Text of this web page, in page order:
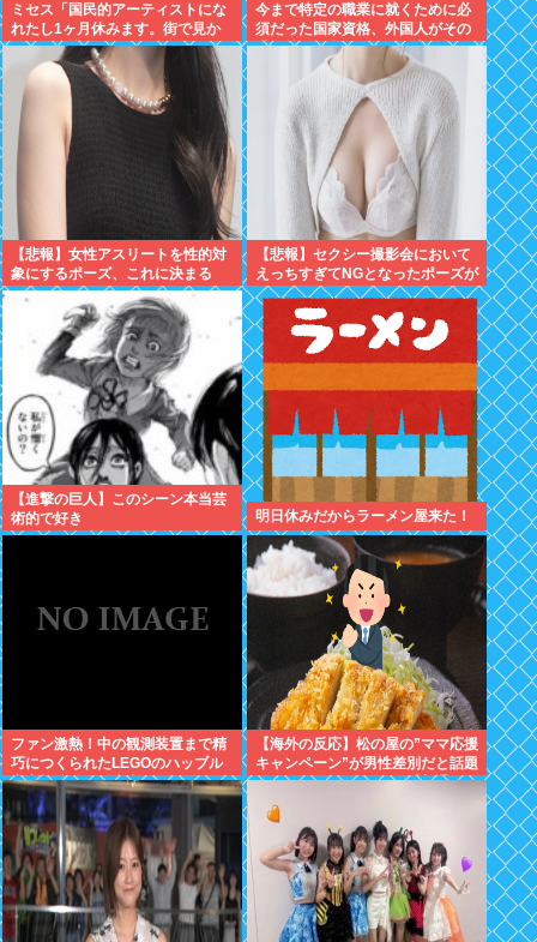
ミセス「国民的アーティストにな
れたし1ヶ月休みます。街で見か
けても声掛けないでね」
今まで特定の職業に就くために必
須だった国家資格、外国人がその
職に就く場合は不要へと方針切り
【悲報】女性アスリートを性的対
象にするポーズ、これに決まる
【悲報】セクシー撮影会において
えっちすぎてNGとなったポーズが
こちらwww
【進撃の巨人】このシーン本当芸
術的で好き
明日休みだからラーメン屋来た！
ファン激熱！中の観測装置まで精
巧につくられたLEGOのハッブル
宇宙望遠鏡が販売中
【海外の反応】松の屋の”ママ応援
キャンペーン”が男性差別だと話題
になっているらしい → 「普通
に”家族割”にしたらよかったのに
な」「こんなのにイライラできる
って幸せな人生を送ってるよな」